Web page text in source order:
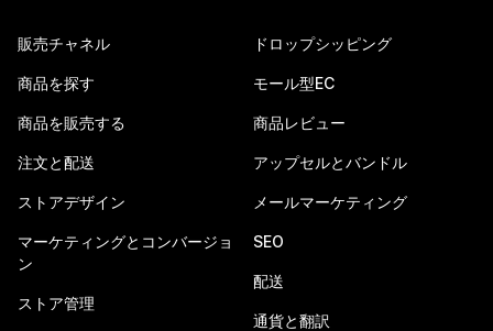
販売チャネル
商品を探す
商品を販売する
注文と配送
ストアデザイン
マーケティングとコンバージョ
ン
ストア管理
ドロップシッピング
モール型EC
商品レビュー
アップセルとバンドル
メールマーケティング
SEO
配送
通貨と翻訳